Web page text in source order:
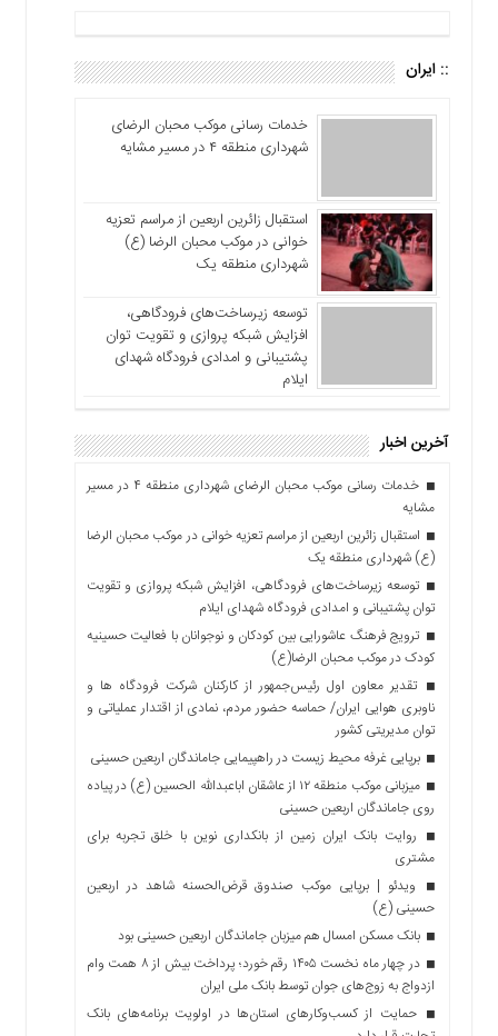
:: ایران
خدمات رسانی موکب محبان الرضای
شهرداری منطقه ۴ در مسیر مشایه
استقبال زائرین اربعین از مراسم تعزیه
خوانی در موکب محبان الرضا (ع)
شهرداری منطقه یک
توسعه زیرساخت‌های فرودگاهی،
افزایش شبکه پروازی و تقویت توان
پشتیبانی و امدادی فرودگاه شهدای
ایلام
آخرین اخبار
خدمات رسانی موکب محبان الرضای شهرداری منطقه ۴ در مسیر
مشایه
استقبال زائرین اربعین از مراسم تعزیه خوانی در موکب محبان الرضا
(ع) شهرداری منطقه یک
توسعه زیرساخت‌های فرودگاهی، افزایش شبکه پروازی و تقویت
توان پشتیبانی و امدادی فرودگاه شهدای ایلام
ترویج فرهنگ عاشورایی بین کودکان و نوجوانان با فعالیت حسینیه
کودک در موکب محبان الرضا(ع)
تقدیر معاون اول رئیس‌جمهور از کارکنان شرکت فرودگاه ها و
ناوبری هوایی ایران/ حماسه حضور مردم، نمادی از اقتدار عملیاتی و
توان مدیریتی کشور
برپایی غرفه محیط زیست در راهپیمایی جاماندگان اربعین حسینی
میزبانی موکب منطقه ۱۲ از عاشقان اباعبدالله الحسین (ع) در پیاده
روی جاماندگان اربعین حسینی
روایت بانک ایران زمین از بانکداری نوین با خلق تجربه برای
مشتری
ویدئو | برپایی موکب صندوق قرض‌الحسنه شاهد در اربعین
حسینی (ع)
بانک مسکن امسال هم میزبان جاماندگان اربعین حسینی بود
در چهار ماه نخست ۱۴۰۵ رقم خورد؛ پرداخت بیش از ۸ همت وام
ازدواج به زوج‌های جوان توسط بانک ملی ایران
حمایت از کسب‌وکارهای استان‌ها در اولویت برنامه‌های بانک